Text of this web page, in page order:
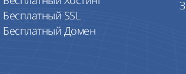
Бесплатный SSL
Бесплатный Домен